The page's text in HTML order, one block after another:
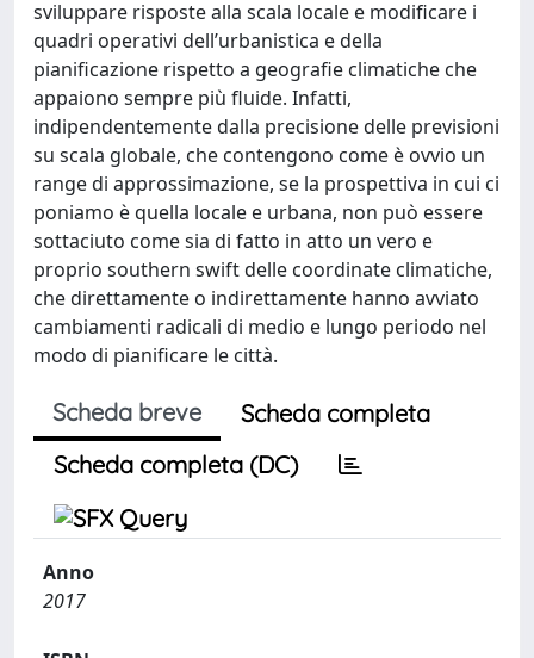
sviluppare risposte alla scala locale e modificare i
quadri operativi dell’urbanistica e della
pianificazione rispetto a geografie climatiche che
appaiono sempre più fluide. Infatti,
indipendentemente dalla precisione delle previsioni
su scala globale, che contengono come è ovvio un
range di approssimazione, se la prospettiva in cui ci
poniamo è quella locale e urbana, non può essere
sottaciuto come sia di fatto in atto un vero e
proprio southern swift delle coordinate climatiche,
che direttamente o indirettamente hanno avviato
cambiamenti radicali di medio e lungo periodo nel
modo di pianificare le città.
Scheda breve
Scheda completa
Scheda completa (DC)
Anno
2017